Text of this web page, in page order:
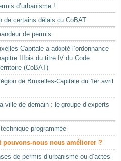
d’urbanisme !
de certains délais du CoBAT
de permis
Capitale a adopté l’ordonnance
IIIbis du titre IV du Code
(CoBAT)
de Bruxelles-Capitale du 1er avril
ville de demain : le groupe d’experts
programmée
pouvons-nous nous améliorer ?
de permis d’urbanisme ou d’actes